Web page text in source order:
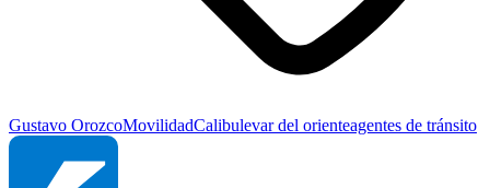
Gustavo OrozcoMovilidadCalibulevar del orienteagentes de tránsito